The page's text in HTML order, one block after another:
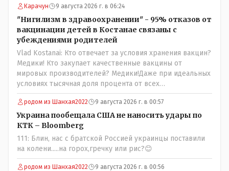
НЕОДНОКРАТНО, указывал и многократно на недостатки
Назарбая и предлагал ему самому ДОБРОВОЛЬНО уйти с
поста Президента.
Карачун 9 августа 2026 г. в 06:24
"Нигилизм в здравоохранении" - 95% отказов от
вакцинации детей в Костанае связаны с
убеждениями родителей
Vlad Kostanai: Кто отвечает за условия хранения вакцин?
Медики! Кто закупает качественные вакцины от
мировых производителей? Медики!Даже при идеальных
условиях тысячная доля процента от всех
вакцинированных может иметь плохие последствия от
прививки. Бумага нужна как защита от дол.....бов не
дружащих с школьными курсами предметов, в
частности биологии и математики. Vlad Kostanai: Поэтому
люди и отказываются и я в том числе своих не
прививал.Лично я вам и тем другим людям благодарен.
Добровольные действия направленные на сокращение
частотности появления в популяции соответствующих
родом из Шанхая2022 9 августа 2026 г. в 00:57
Украина пообещала США не наносить удары по
КТК – Bloomberg
111: Блин, нас с братской Россией украинцы поставили
на колени.....на горох,гречку или рис?😊
родом из Шанхая2022 9 августа 2026 г. в 00:56